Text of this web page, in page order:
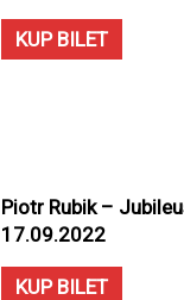
KUP BILET
Piotr Rubik –
17.09.2022
KUP BILET